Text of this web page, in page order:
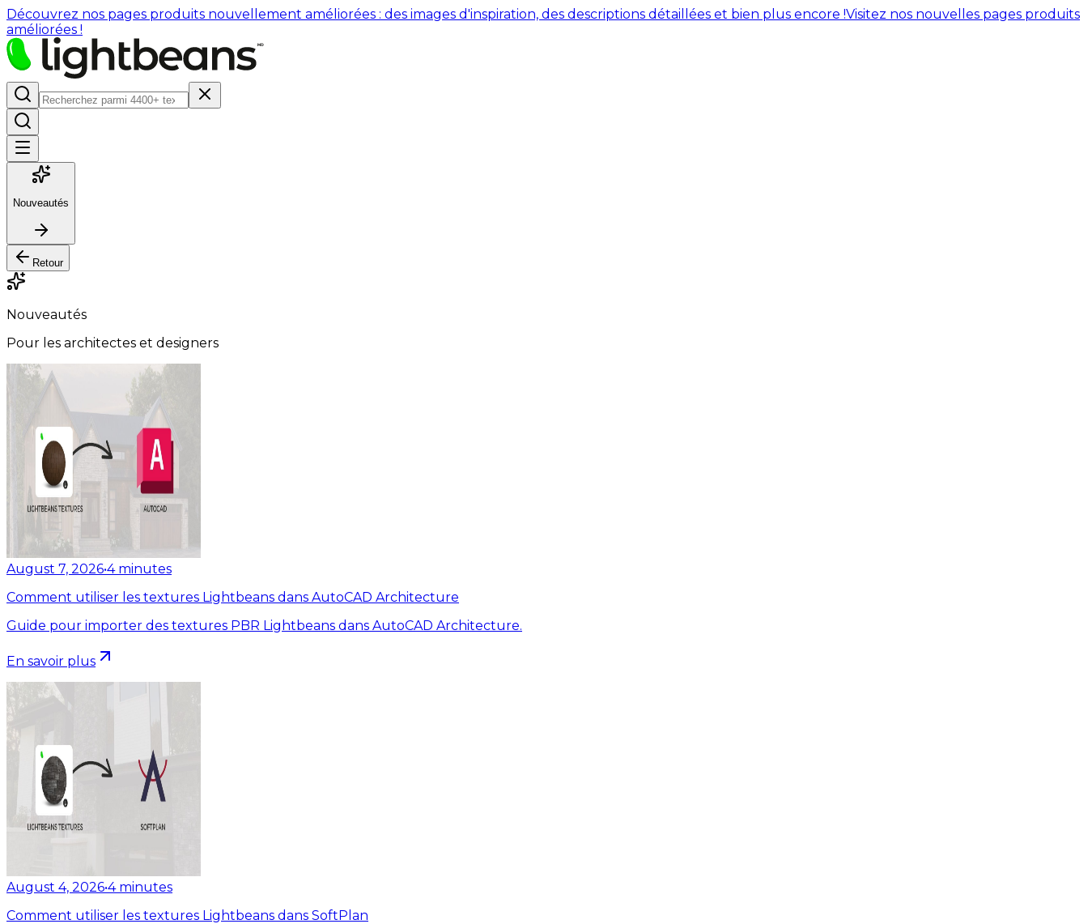
Découvrez nos pages produits nouvellement améliorées : des images d'inspiration, des descriptions détaillées et bien plus encore !Visitez nos nouvelles pages produits
améliorées !
Nouveautés
Retour
Nouveautés
Pour les architectes et designers
August 7, 2026•4 minutes
Comment utiliser les textures Lightbeans dans AutoCAD Architecture
Guide pour importer des textures PBR Lightbeans dans AutoCAD Architecture.
En savoir plus
August 4, 2026•4 minutes
Comment utiliser les textures Lightbeans dans SoftPlan